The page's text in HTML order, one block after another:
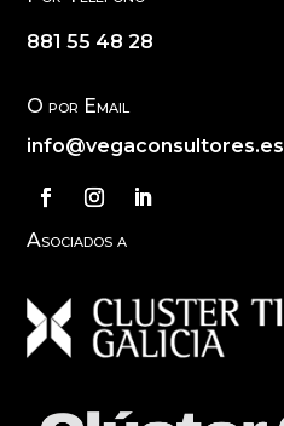
881 55 48 28
O por Email
info@vegaconsultores.es
Asociados a